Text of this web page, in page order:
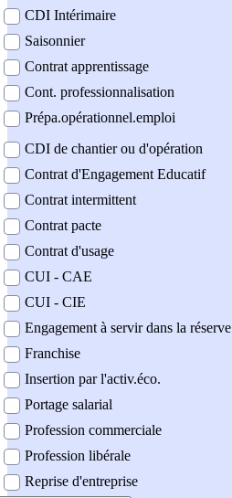
CDI Intérimaire
Saisonnier
Contrat apprentissage
Cont. professionnalisation
Prépa.opérationnel.emploi
CDI de chantier ou d'opération
Contrat d'Engagement Educatif
Contrat intermittent
Contrat pacte
Contrat d'usage
CUI - CAE
CUI - CIE
Engagement à servir dans la réserve
Franchise
Insertion par l'activ.éco.
Portage salarial
Profession commerciale
Profession libérale
Reprise d'entreprise